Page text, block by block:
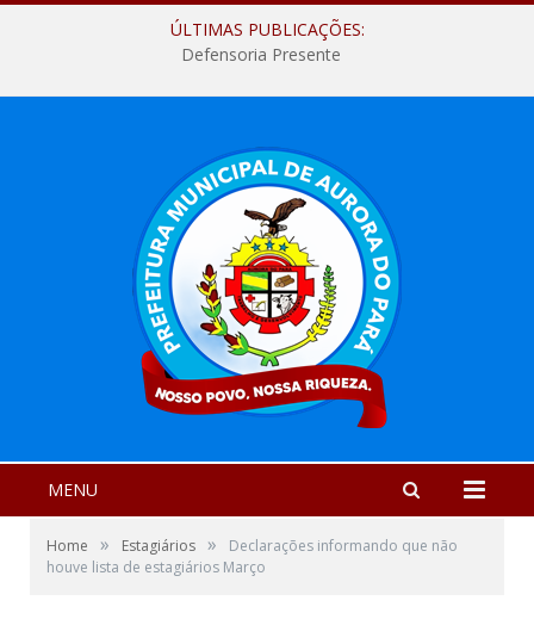
ÚLTIMAS PUBLICAÇÕES:
Defensoria Presente
MENU
Home » Estagiários »
Declarações informando que não
houve lista de estagiários Março